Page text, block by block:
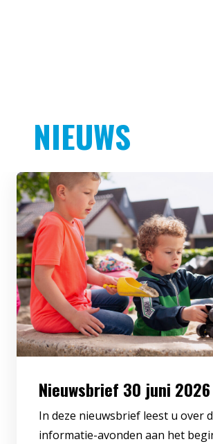
NIEUWS
Nieuwsbrief 30 juni 2026
In deze nieuwsbrief leest u over
informatie-avonden aan het